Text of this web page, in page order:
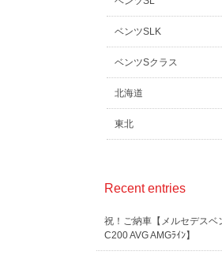
ベンツSLK
ベンツSクラス
北海道
東北
Recent entries
祝！ご納車【メルセデスベ
C200 AVG AMGﾗｲﾝ】